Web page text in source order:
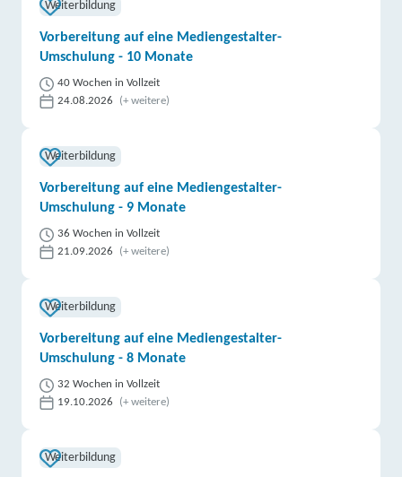
Weiterbildung
Vorbereitung auf eine Mediengestalter-
Umschulung - 10 Monate
40 Wochen in Vollzeit
24.08.2026
(+ weitere)
Weiterbildung
Vorbereitung auf eine Mediengestalter-
Umschulung - 9 Monate
36 Wochen in Vollzeit
21.09.2026
(+ weitere)
Weiterbildung
Vorbereitung auf eine Mediengestalter-
Umschulung - 8 Monate
32 Wochen in Vollzeit
19.10.2026
(+ weitere)
Weiterbildung